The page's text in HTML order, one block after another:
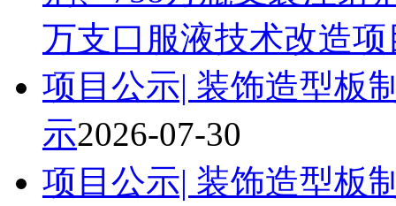
万支口服液技术改造
项目公示| 装饰造型板
示2026-07-30
项目公示| 装饰造型板